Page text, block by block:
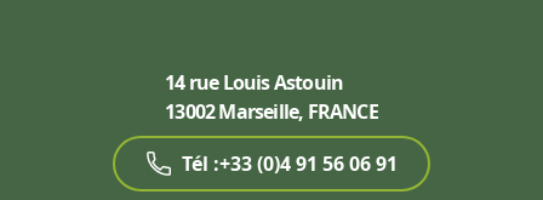
14 rue Louis Astouin
13002 Marseille, FRANCE
Tél :+33 (0)4 91 56 06 91